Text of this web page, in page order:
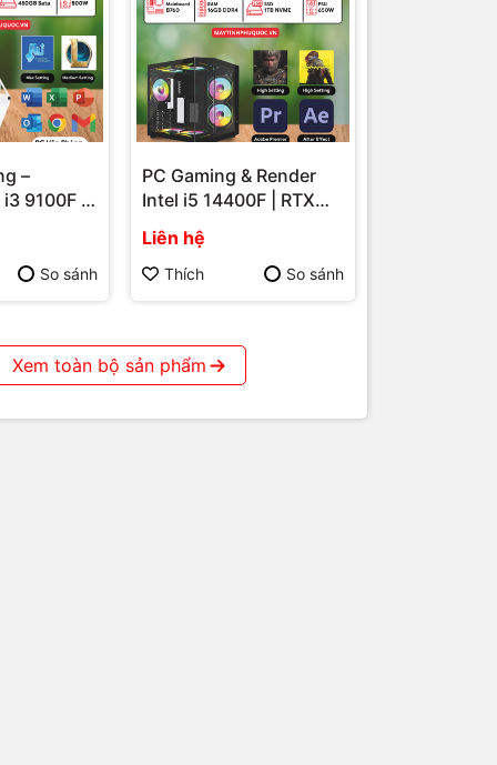
–
9100F |
Định –
Tính
QuốcSo sánh
PC Gaming & Render
Intel i5 14400F | RTX
3060 12GB – Hiệu Năng
Mạnh Mẽ Cho Game Và
Đồ Họa Tại Phú Quốc
Liên hệ
Thích So sánh
Xem toàn bộ sản phẩm